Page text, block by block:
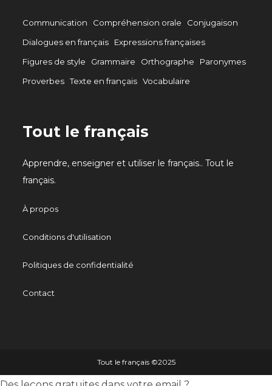
Communication Compréhension orale
Conjugaison
Dialogues en français
Expressions françaises
Figures de style
Grammaire Orthographe
Paronymes
Proverbes Texte en français Vocabulaire
Tout le français
Apprendre, enseigner et utiliser le français.. Tout le
français.
À propos
Conditions d'utilisation
Politiques de confidentialité
Contact
Tout le français ©️2025